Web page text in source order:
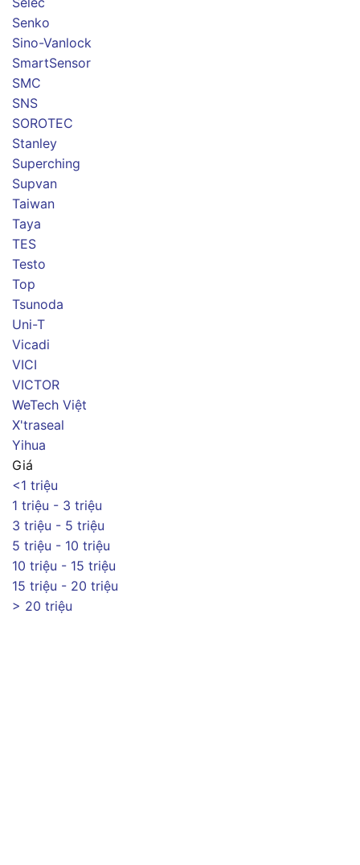
Senko
Sino-Vanlock
SmartSensor
SMC
SNS
SOROTEC
Stanley
Superching
Supvan
Taiwan
Taya
TES
Testo
Top
Tsunoda
Uni-T
Vicadi
VICI
VICTOR
WeTech Việt
X'traseal
Yihua
Giá
<1 triệu
1 triệu - 3 triệu
3 triệu - 5 triệu
5 triệu - 10 triệu
10 triệu - 15 triệu
15 triệu - 20 triệu
> 20 triệu